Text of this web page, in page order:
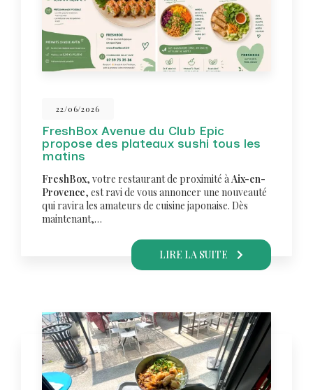
22/06/2026
FreshBox Avenue du Club Epic
propose des plateaux sushi tous les
matins
FreshBox, votre restaurant de proximité àAix-en-
Provence, est ravi de vous annoncer une nouveauté
qui ravira les amateurs de cuisine japonaise. Dès
maintenant,…
LIRE LA SUITE